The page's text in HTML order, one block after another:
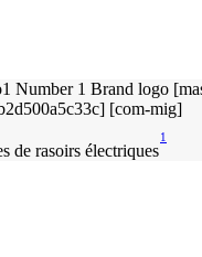
de rasoirs électriques
1